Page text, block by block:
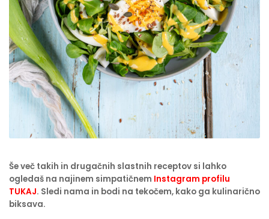
Še več takih in drugačnih slastnih receptov si lahko
ogledaš na najinem simpatičnem Instagram profilu
TUKAJ. Sledi nama in bodi na tekočem, kako ga kulinarično
biksava.